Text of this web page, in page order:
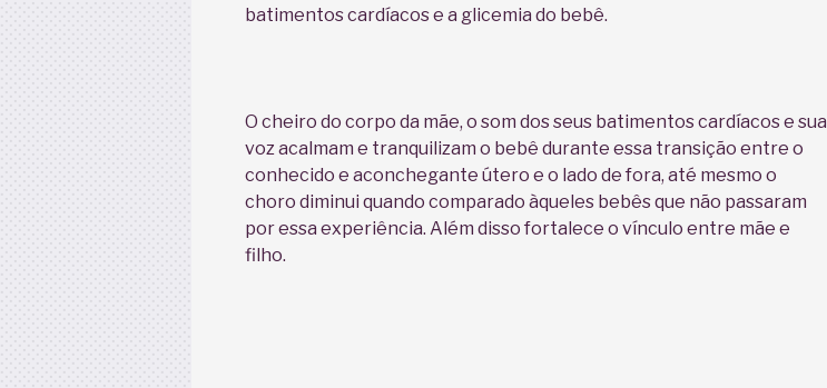
batimentos cardíacos e a glicemia do bebê.
O cheiro do corpo da mãe, o som dos seus batimentos cardíacos e sua
voz acalmam e tranquilizam o bebê durante essa transição entre o
conhecido e aconchegante útero e o lado de fora, até mesmo o
choro diminui quando comparado àqueles bebês que não passaram
por essa experiência. Além disso fortalece o vínculo entre mãe e
filho.